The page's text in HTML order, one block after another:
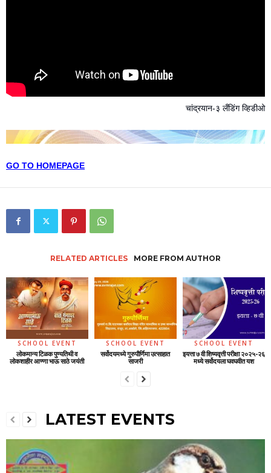
चांद्रयान-३ लँडिंग व्हिडीओ
GO TO HOMEPAGE
RELATED ARTICLES MORE FROM AUTHOR
SCHOOL EVENT
लोकमान्य टिळक पुण्यतिथी व
लोकशाहीर आण्णा भाऊ साठे जयंती
SCHOOL EVENT
सर्वोदयमध्ये गुरुपौर्णिमा उत्साहात
साजरी
SCHOOL EVENT
इयत्ता ७ वी शिष्यवृत्ती परीक्षा २०२५-२६
मध्ये सर्वोदयला घवघवीत यश
LATEST EVENTS